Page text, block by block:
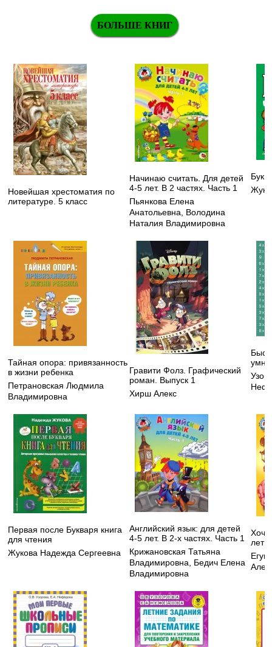
БОЛЬШЕ КНИГ
Новейшая хрестоматия по
литературе. 5 класс
Начинаю считать. Для детей
4-5 лет. В 2 частях. Часть 1
Пьянкова Елена
Анатольевна
Володина
Наталия Владимировна
Тайная опора: привязанность
в жизни ребенка
Петрановская Людмила
Владимировна
Гравити Фолз. Графический
роман. Выпуск 1
Хирш Алекс
Первая после Букваря книга
для чтения
Жукова Надежда Сергеевна
Английский язык: для детей
4-5 лет. В 2-х частях. Часть 1
Крижановская Татьяна
Владимировна
Бедич Елена
Владимировна
Хочу
лет